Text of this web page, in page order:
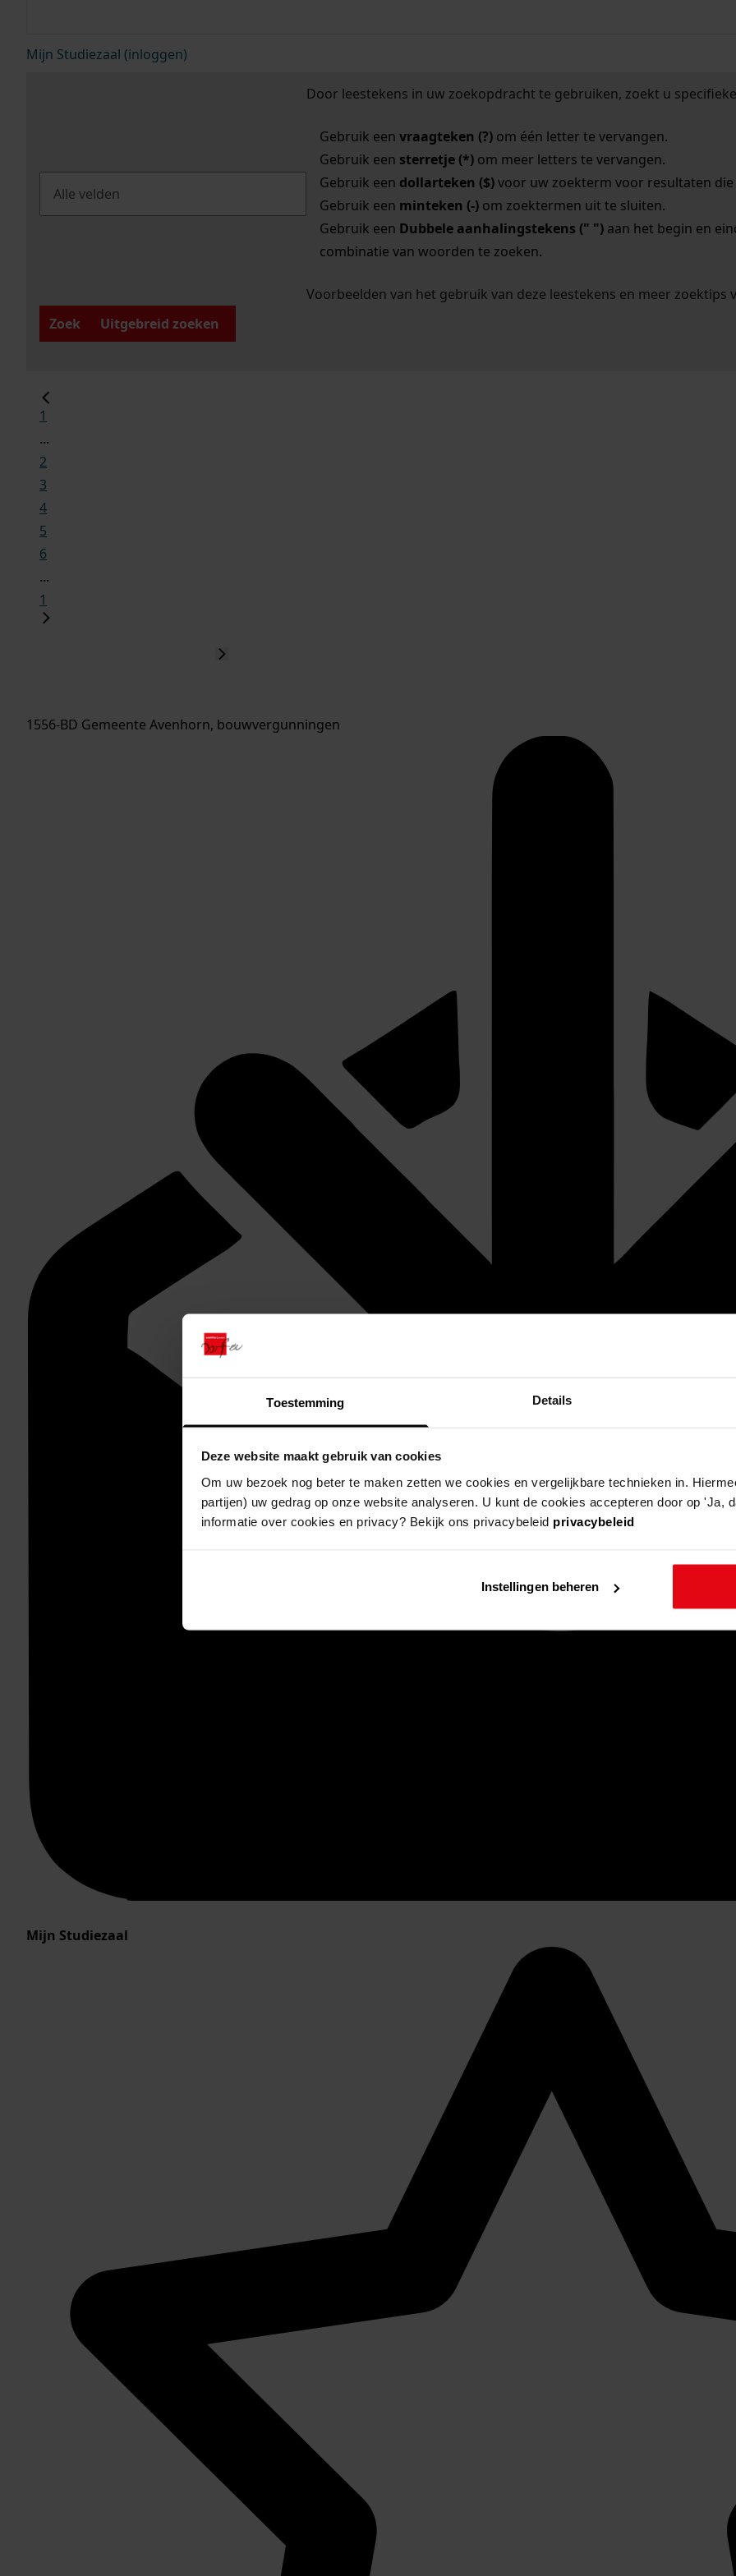
Toestemming Details
Deze website maakt gebruik van cookies
Om uw bezoek nog beter te maken zetten we cookies en vergelijkbare technieken in.
partijen) uw gedrag op onze website analyseren. U kunt de cookies accepteren door op 'Ja,
informatie over cookies en privacy? Bekijk ons privacybeleid privacybeleid
Instellingen beheren
Mijn Studiezaal (inloggen)
Door leestekens in uw zoekopdracht te gebruiken, zoekt u
Gebruik een vraagteken (?)om één letter te vervangen.
Gebruik een sterretje (*)om meer letters te vervangen.
Gebruik een dollarteken ($)voor uw zoekterm voor resultaten die
Gebruik een minteken (-)om zoektermen uit te sluiten.
Gebruik een Dubbele aanhalingstekens (" ")aan het begin en
combinatie van woorden te zoeken.
Voorbeelden van het gebruik van deze leestekens en meer zoektips
Zoek
Uitgebreid zoeken
1
...
2
3
4
5
6
...
1
1556-BD Gemeente Avenhorn, bouwvergunningen
Mijn Studiezaal